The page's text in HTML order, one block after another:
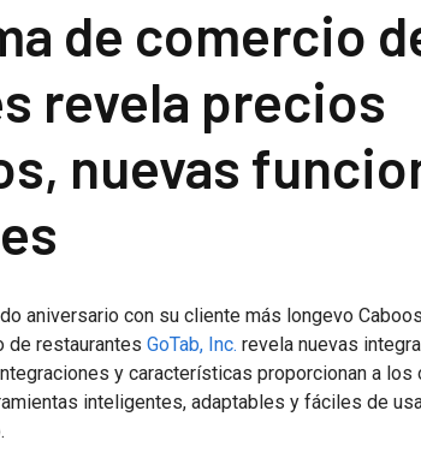
de comercio
revela precios
nuevas
aniversario con su cliente más longevo
de restaurantes GoTab, Inc. revela nuevas
y características proporcionan a los
inteligentes, adaptables y fáciles de